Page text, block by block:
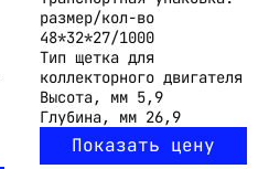
размер/кол-во
48*32*27/1000
Тип щетка для
коллекторного двигателя
Высота, мм 5,9
Глубина, мм 26,9
Показать цену